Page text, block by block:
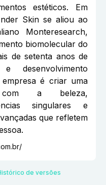
estéticos. Em
Skin se aliou ao
Monteresearch,
biomolecular do
de setenta anos de
desenvolvimento
é criar uma
com a beleza,
singulares e
que refletem
de versões